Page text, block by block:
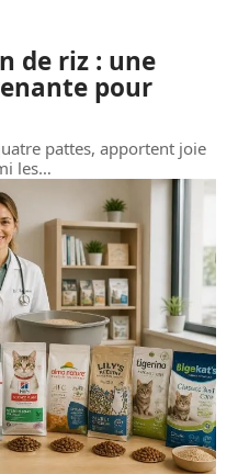
de riz : une
pour
pattes, apportent joie
les…